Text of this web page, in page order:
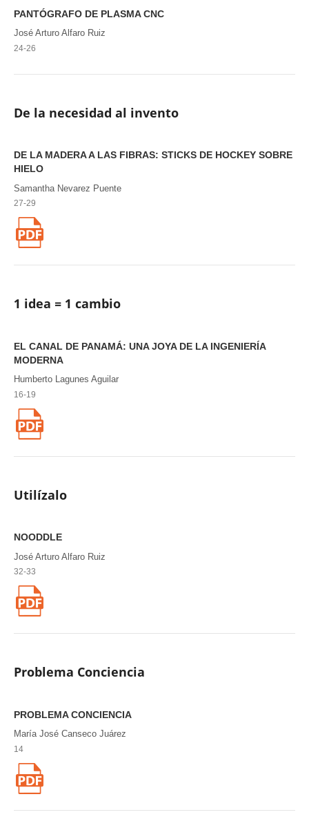
PANTÓGRAFO DE PLASMA CNC
José Arturo Alfaro Ruiz
24-26
De la necesidad al invento
DE LA MADERA A LAS FIBRAS: STICKS DE HOCKEY SOBRE
HIELO
Samantha Nevarez Puente
27-29
1 idea = 1 cambio
EL CANAL DE PANAMÁ: UNA JOYA DE LA INGENIERÍA
MODERNA
Humberto Lagunes Aguilar
16-19
Utilízalo
NOODDLE
José Arturo Alfaro Ruiz
32-33
Problema Conciencia
PROBLEMA CONCIENCIA
María José Canseco Juárez
14